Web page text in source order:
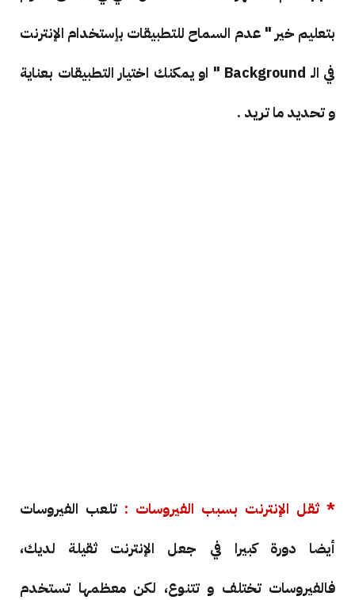
بتعليم خير " عدم السماح للتطبيقات بإستخدام الإنترنت
في الـ Background " او يمكنك اختيار التطبيقات بعناية
و تحديد ما تريد .
* ثقل الإنترنت بسبب الفيروسات : تلعب الفيروسات
أيضا دورة كبيرا في جعل الإنترنت ثقيلة لديك،
فالفيروسات تختلف و تتنوع، لكن معظمها تستخدم